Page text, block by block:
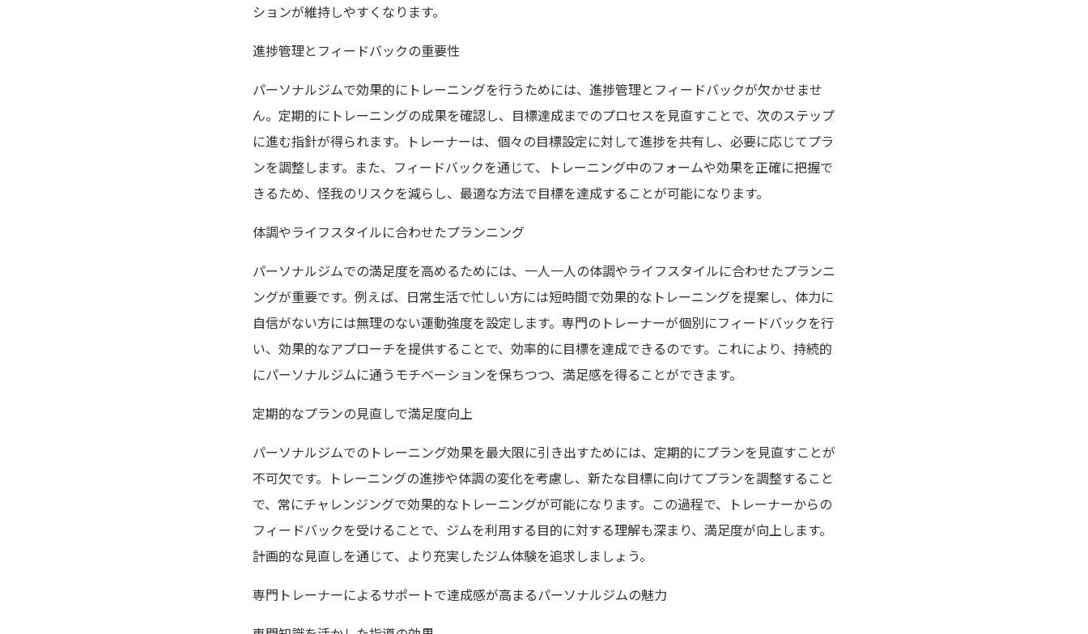
ションが維持しやすくなります。
進捗管理とフィードバックの重要性
パーソナルジムで効果的にトレーニングを行うためには、進捗管理とフィードバックが欠かせませ
ん。定期的にトレーニングの成果を確認し、目標達成までのプロセスを見直すことで、次のステップ
に進む指針が得られます。トレーナーは、個々の目標設定に対して進捗を共有し、必要に応じてプラ
ンを調整します。また、フィードバックを通じて、トレーニング中のフォームや効果を正確に把握で
きるため、怪我のリスクを減らし、最適な方法で目標を達成することが可能になります。
体調やライフスタイルに合わせたプランニング
パーソナルジムでの満足度を高めるためには、一人一人の体調やライフスタイルに合わせたプランニ
ングが重要です。例えば、日常生活で忙しい方には短時間で効果的なトレーニングを提案し、体力に
自信がない方には無理のない運動強度を設定します。専門のトレーナーが個別にフィードバックを行
い、効果的なアプローチを提供することで、効率的に目標を達成できるのです。これにより、持続的
にパーソナルジムに通うモチベーションを保ちつつ、満足感を得ることができます。
定期的なプランの見直しで満足度向上
パーソナルジムでのトレーニング効果を最大限に引き出すためには、定期的にプランを見直すことが
不可欠です。トレーニングの進捗や体調の変化を考慮し、新たな目標に向けてプランを調整すること
で、常にチャレンジングで効果的なトレーニングが可能になります。この過程で、トレーナーからの
フィードバックを受けることで、ジムを利用する目的に対する理解も深まり、満足度が向上します。
計画的な見直しを通じて、より充実したジム体験を追求しましょう。
専門トレーナーによるサポートで達成感が高まるパーソナルジムの魅力